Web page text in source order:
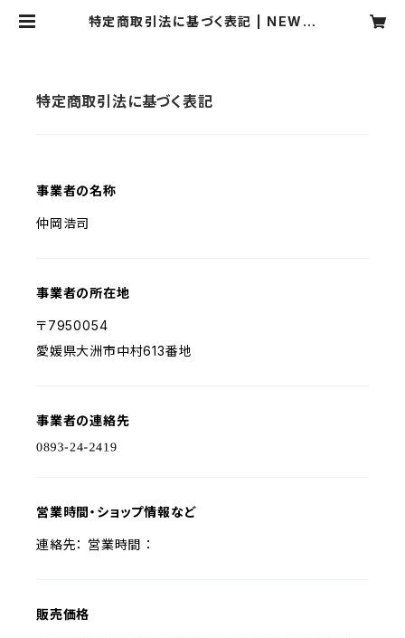
特定商取引法に基づく表記 | NEW T
特定商取引法に基づく表記
事業者の名称
仲岡浩司
事業者の所在地
〒7950054
愛媛県大洲市中村613番地
事業者の連絡先
営業時間・ショップ情報など
連絡先： 営業時間 ：
販売価格